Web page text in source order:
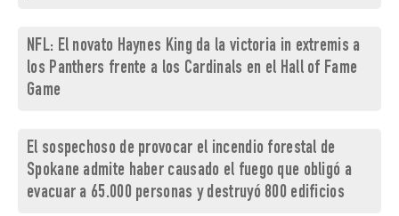
NFL: El novato Haynes King da la victoria in extremis a
los Panthers frente a los Cardinals en el Hall of Fame
Game
El sospechoso de provocar el incendio forestal de
Spokane admite haber causado el fuego que obligó a
evacuar a 65.000 personas y destruyó 800 edificios